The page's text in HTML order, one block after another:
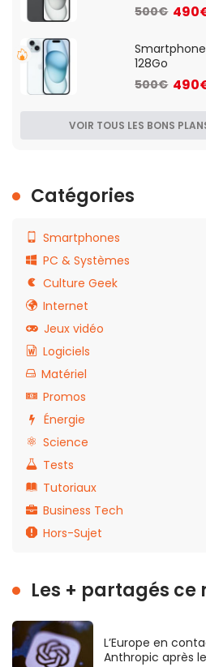
500€
Smartphone
128Go
500€
VOIR TOUS LES BONS
Catégories
Smartphones
PC & Systèmes
Culture Geek
Internet
Jeux vidéo
Logiciels
Matériel
Promos
Énergie
Science
Tests
Tutoriaux
Business Tech
Hors-Sujet
Les + partagés ce
L’Europe en
Anthropic après